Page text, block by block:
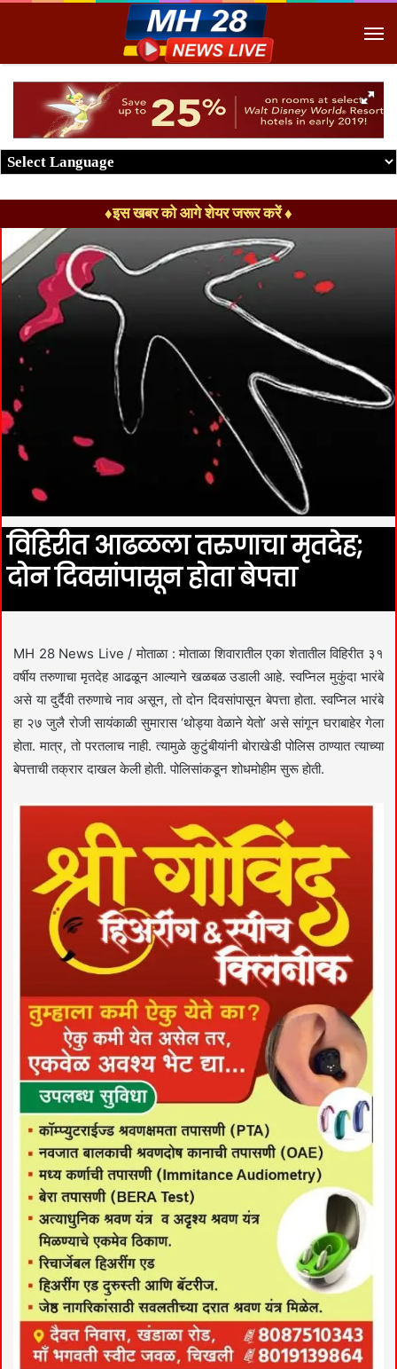
♦इस खबर को आगे शेयर जरूर करें ♦
विहिरीत आढळला तरुणाचा मृतदेह;
दोन दिवसांपासून होता बेपत्ता
MH 28 News Live / मोताळा : मोताळा शिवारातील एका शेतातील विहिरीत ३१
वर्षीय तरुणाचा मृतदेह आढळून आल्याने खळबळ उडाली आहे. स्वप्निल मुकुंदा भारंबे
असे या दुर्दैवी तरुणाचे नाव असून, तो दोन दिवसांपासून बेपत्ता होता. स्वप्निल भारंबे
हा २७ जुलै रोजी सायंकाळी सुमारास ‘थोड्या वेळाने येतो’ असे सांगून घराबाहेर गेला
होता. मात्र, तो परतलाच नाही. त्यामुळे कुटुंबीयांनी बोराखेडी पोलिस ठाण्यात त्याच्या
बेपत्ताची तक्रार दाखल केली होती. पोलिसांकडून शोधमोहीम सुरू होती.